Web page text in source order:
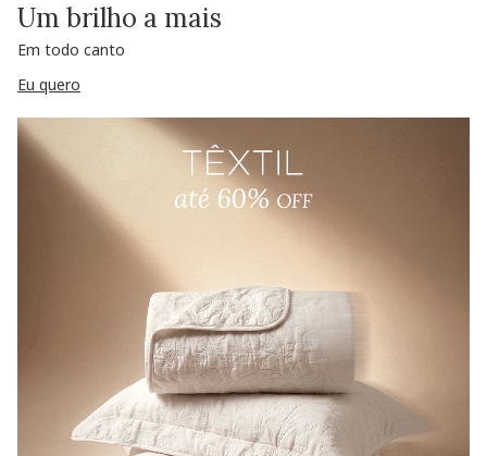
Um brilho a mais
Em todo canto
Eu quero